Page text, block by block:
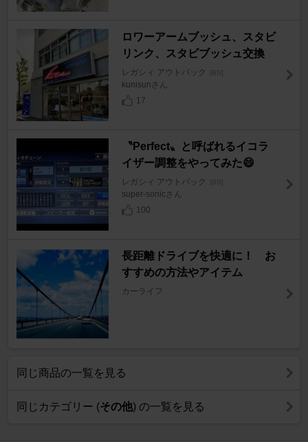
ロワーアームブッシュ、スタビ
リンク、スタビブッシュ交換
レガシィ アウトバック [BS]
kunisunさん
17
〝Perfect〟と呼ばれるイコラ
イザー調整をやってみた😄
レガシィ アウトバック [BS]
super-sonicさん
100
長距離ドライブを快適に！ お
すすめの方法やアイテム
カーライフ
同じ商品の一覧を見る
同じカテゴリー (その他) の一覧を見る